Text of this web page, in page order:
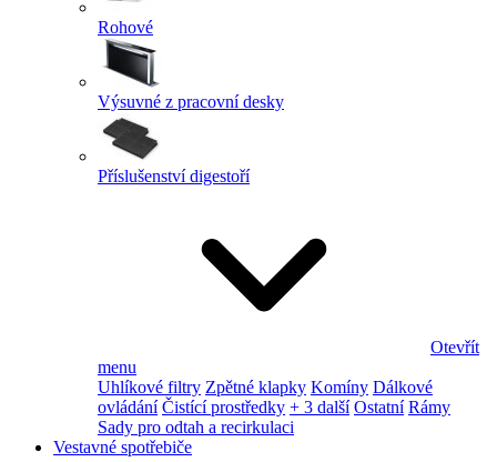
Rohové
Výsuvné z pracovní desky
Příslušenství digestoří
Otevřít
menu
Uhlíkové filtry Zpětné klapky Komíny Dálkové
ovládání Čistící prostředky + 3 další Ostatní Rámy
Sady pro odtah a recirkulaci
Vestavné spotřebiče